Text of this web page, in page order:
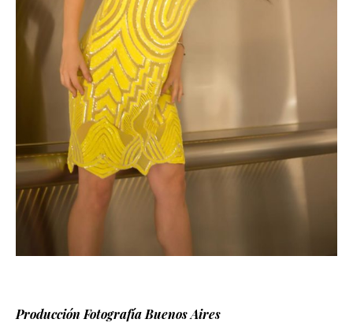
Producción Fotografía Buenos Aires